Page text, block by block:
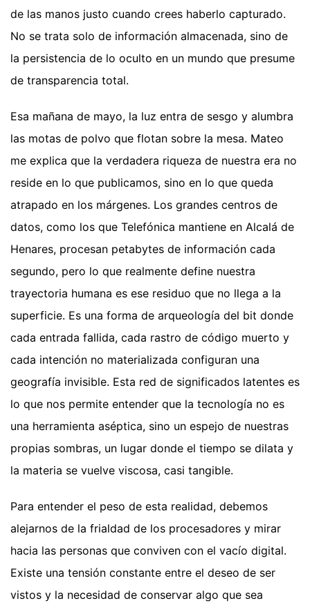
de las manos justo cuando crees haberlo capturado.
No se trata solo de información almacenada, sino de
la persistencia de lo oculto en un mundo que presume
de transparencia total.
Esa mañana de mayo, la luz entra de sesgo y alumbra
las motas de polvo que flotan sobre la mesa. Mateo
me explica que la verdadera riqueza de nuestra era no
reside en lo que publicamos, sino en lo que queda
atrapado en los márgenes. Los grandes centros de
datos, como los que Telefónica mantiene en Alcalá de
Henares, procesan petabytes de información cada
segundo, pero lo que realmente define nuestra
trayectoria humana es ese residuo que no llega a la
superficie. Es una forma de arqueología del bit donde
cada entrada fallida, cada rastro de código muerto y
cada intención no materializada configuran una
geografía invisible. Esta red de significados latentes es
lo que nos permite entender que la tecnología no es
una herramienta aséptica, sino un espejo de nuestras
propias sombras, un lugar donde el tiempo se dilata y
la materia se vuelve viscosa, casi tangible.
Para entender el peso de esta realidad, debemos
alejarnos de la frialdad de los procesadores y mirar
hacia las personas que conviven con el vacío digital.
Existe una tensión constante entre el deseo de ser
vistos y la necesidad de conservar algo que sea